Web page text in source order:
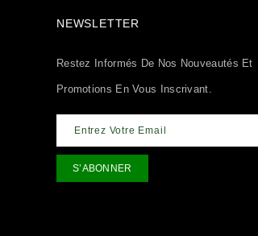
NEWSLETTER
Restez Informés De Nos Nouveautés Et
Promotions En Vous Inscrivant.